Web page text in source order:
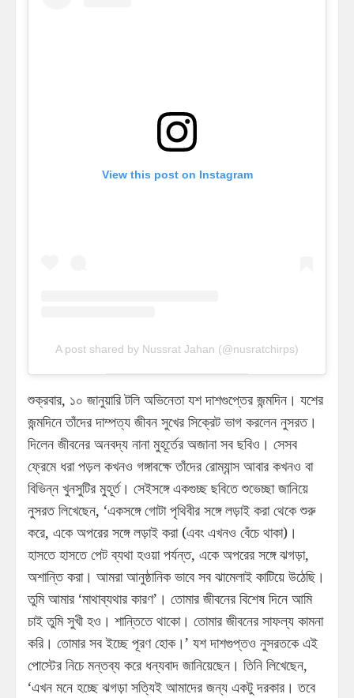
View this post on Instagram
A post shared by Nussrat Jahan (@nusratchirps)
শুক্রবার, ১০ জানুয়ারি টলি অভিনেতা যশ দাশগুপ্তের জন্মদিন। যশের
জন্মদিনে তাঁদের দাম্পত্য জীবন সুখের সিক্রেট ভাগ করলেন নুসরত।
দিলেন জীবনের অনবদ্য নানা মুহূর্তের অজানা সব ছবিও। সেসব
ফ্রেমে ধরা পড়ল কখনও গঙ্গাবক্ষে তাঁদের রোম্যান্স আবার কখনও বা
বিভিন্ন খুনসুটির মুহূর্ত। সেইসঙ্গে একগুচ্ছ ছবিতে শুভেচ্ছা জানিয়ে
নুসরত লিখেছেন, ‘একসঙ্গে গোটা পৃথিবীর সঙ্গে লড়াই করা থেকে শুরু
করে, একে অপরের সঙ্গে লড়াই করা (এবং এখনও বেঁচে থাকা)।
হাসতে হাসতে পেট ব্যথা হওয়া পর্যন্ত, একে অপরের সঙ্গে ঝগড়া,
অশান্তি করা। আমরা আনুষ্ঠানিক ভাবে সব ঝামেলাই কাটিয়ে উঠেছি।
তুমি আমার ‘মাথাব্যথার কারণ’। তোমার জীবনের বিশেষ দিনে আমি
চাই তুমি সুখী হও। শান্তিতে থাকো। তোমার জীবনের সাফল্য কামনা
করি। তোমার সব ইচ্ছে পূরণ হোক।’ যশ দাশগুপ্তও নুসরতকে এই
পোস্টের নিচে মন্তব্য করে ধন্যবাদ জানিয়েছেন। তিনি লিখেছেন,
‘এখন মনে হচ্ছে ঝগড়া সত্যিই আমাদের জন্য একটু দরকার। তবে